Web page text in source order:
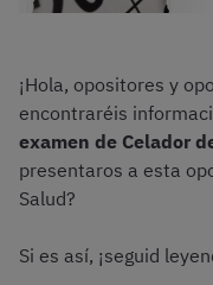
¡Hola, opositores y
encontraréis
examen de Celador
presentaros a esta
Salud?
Si es así, ¡seguid